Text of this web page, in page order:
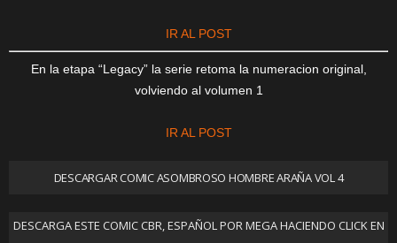
IR AL POST
En la etapa “Legacy” la serie retoma la numeracion original,
volviendo al volumen 1
IR AL POST
DESCARGAR COMIC ASOMBROSO HOMBRE ARAÑA VOL 4
DESCARGA ESTE COMIC CBR, ESPAÑOL POR MEGA HACIENDO CLICK EN